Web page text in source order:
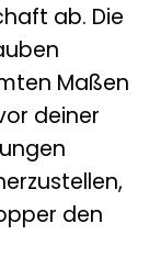
ab. Die
Maßen
deiner
den